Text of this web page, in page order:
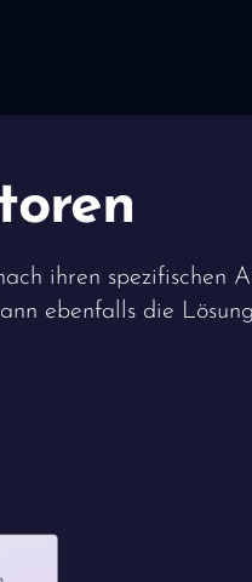
ihren spezifischen
ebenfalls die